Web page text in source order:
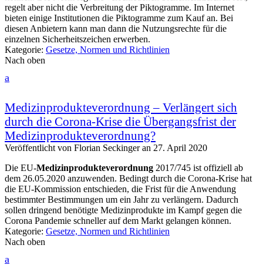
regelt aber nicht die Verbreitung der Piktogramme. Im Internet
bieten einige Institutionen die Piktogramme zum Kauf an. Bei
diesen Anbietern kann man dann die Nutzungsrechte für die
einzelnen Sicherheitszeichen erwerben.
Kategorie: Gesetze, Normen und Richtlinien
Nach oben
a
Medizinprodukteverordnung – Verlängert sich
durch die Corona-Krise die Übergangsfrist der
Medizinprodukteverordnung?
Veröffentlicht von Florian Seckingeran 27. April 2020
Die EU-Medizinprodukteverordnung 2017/745 ist offiziell ab
dem 26.05.2020 anzuwenden. Bedingt durch die Corona-Krise hat
die EU-Kommission entschieden, die Frist für die Anwendung
bestimmter Bestimmungen um ein Jahr zu verlängern. Dadurch
sollen dringend benötigte Medizinprodukte im Kampf gegen die
Corona Pandemie schneller auf dem Markt gelangen können.
Kategorie: Gesetze, Normen und Richtlinien
Nach oben
a